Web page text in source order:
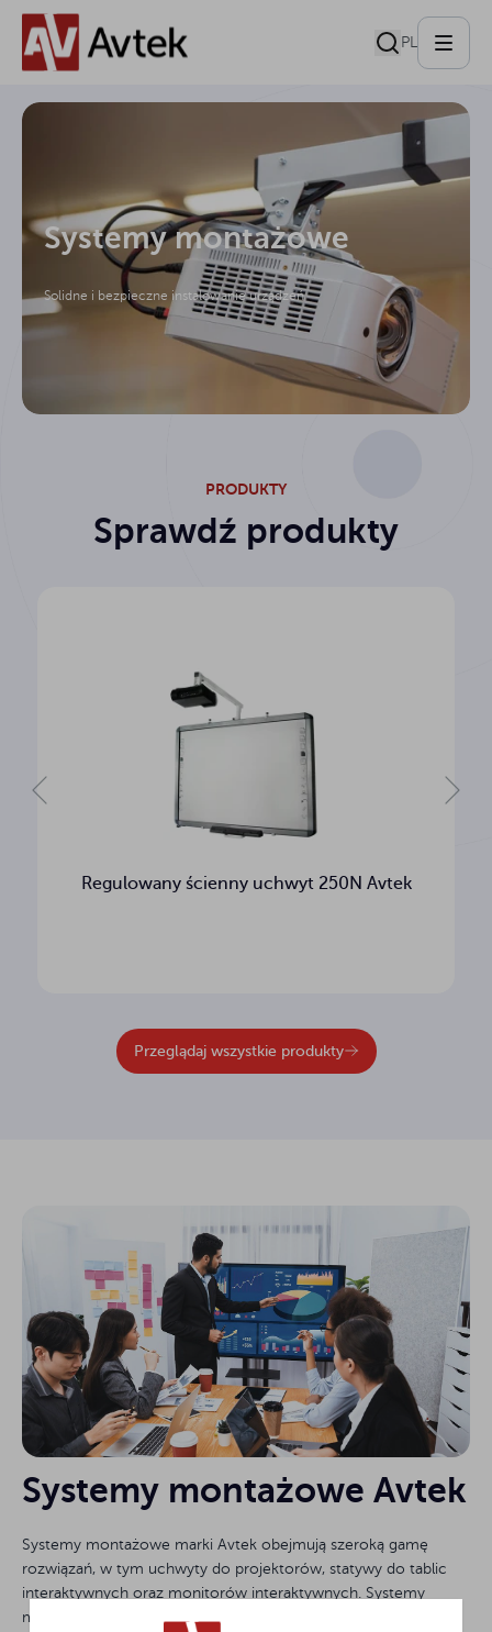
PL
Systemy montażowe
Solidne i bezpieczne instalowanie urządzeń
PRODUKTY
Sprawdź produkty
Regulowany ścienny uchwyt 250N Avtek
Przeglądaj wszystkie produkty
Systemy montażowe Avtek
Systemy montażowe marki Avtek obejmują szeroką gamę
rozwiązań, w tym uchwyty do projektorów, statywy do tablic
interaktywnych oraz monitorów interaktywnych. Systemy
montażowe marki Avtek to doskonały wybór dla każdego, kto